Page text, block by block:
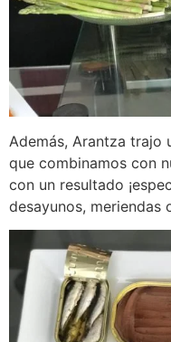
Además, Arantza trajo
que combinamos con
con un resultado
desayunos, meriendas